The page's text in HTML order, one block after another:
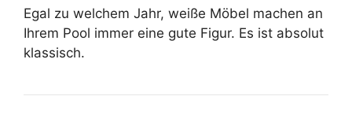
Egal zu welchem ​​Jahr, weiße Möbel machen an
Ihrem Pool immer eine gute Figur. Es ist absolut
klassisch.